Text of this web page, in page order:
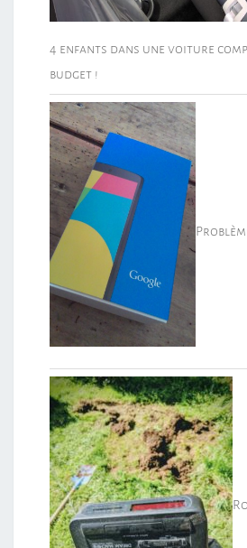
4 enfants dans une voiture
budget !